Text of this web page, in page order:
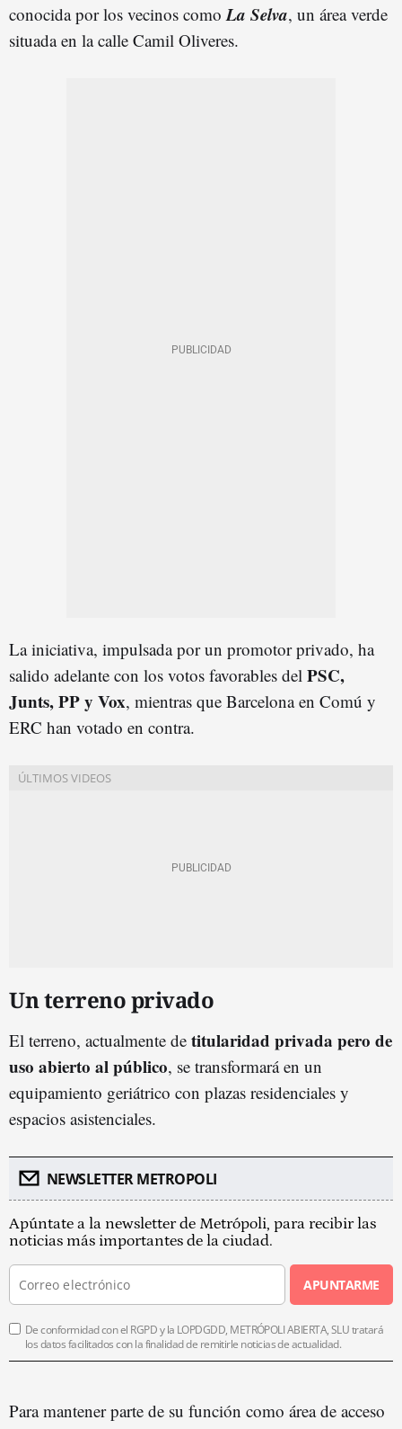
conocida por los vecinos como La Selva, un área verde
situada en la calle Camil Oliveres.
La iniciativa, impulsada por un promotor privado, ha
salido adelante con los votos favorables del PSC,
Junts, PP y Vox, mientras que Barcelona en Comú y
ERC han votado en contra.
Un terreno privado
El terreno, actualmente de titularidad privada pero de
uso abierto al público, se transformará en un
equipamiento geriátrico con plazas residenciales y
espacios asistenciales.
NEWSLETTER METROPOLI
Apúntate a la newsletter de Metrópoli, para recibir las
noticias más importantes de la ciudad.
APUNTARME
De conformidad con el RGPD y la LOPDGDD, METRÓPOLI ABIERTA, SLU tratará
los datos facilitados con la finalidad de remitirle noticias de actualidad.
Para mantener parte de su función como área de acceso